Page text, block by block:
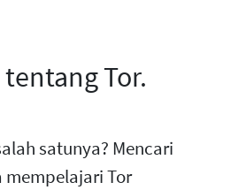
Tor.
satunya? Mencari
Tor